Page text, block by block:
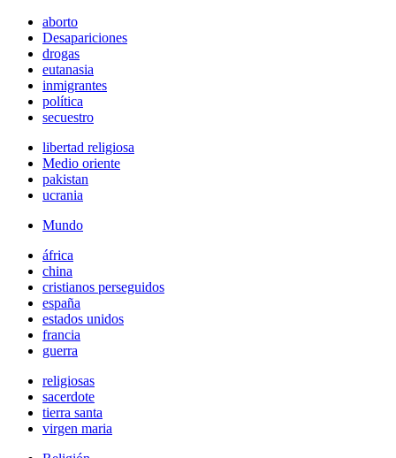
aborto
Desapariciones
drogas
eutanasia
inmigrantes
política
secuestro
libertad religiosa
Medio oriente
pakistan
ucrania
Mundo
áfrica
china
cristianos perseguidos
españa
estados unidos
francia
guerra
religiosas
sacerdote
tierra santa
virgen maria